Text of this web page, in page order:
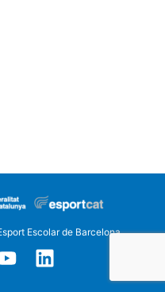
Escolar de Barcelona